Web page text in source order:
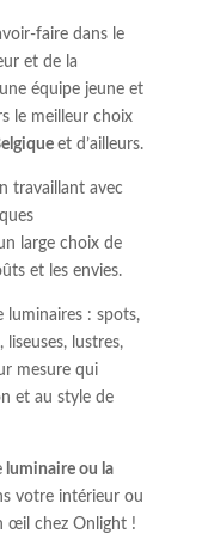
faire dans le
et de la
équipe jeune et
le meilleur choix
et d’ailleurs.
travaillant avec
large choix de
et les envies.
luminaires : spots,
lustres,
mesure qui
et au style de
luminaire ou la
votre intérieur ou
œil chez Onlight !